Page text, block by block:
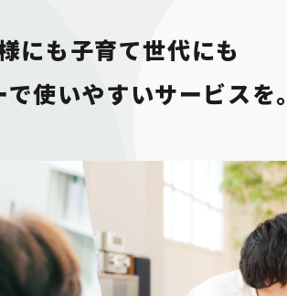
にも子育て世代にも
で使いやすいサービスを